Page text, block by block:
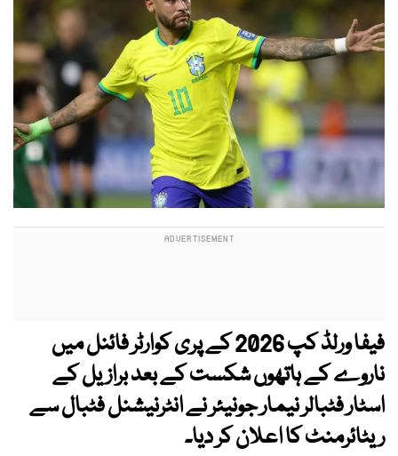
فیفا ورلڈ کپ 2026 کے پری کوارٹر فائنل میں
ناروے کے ہاتھوں شکست کے بعد برازیل کے
اسٹار فٹبالر نیمار جونیئر نے انٹرنیشنل فٹبال سے
ریٹائرمنٹ کا اعلان کر دیا۔